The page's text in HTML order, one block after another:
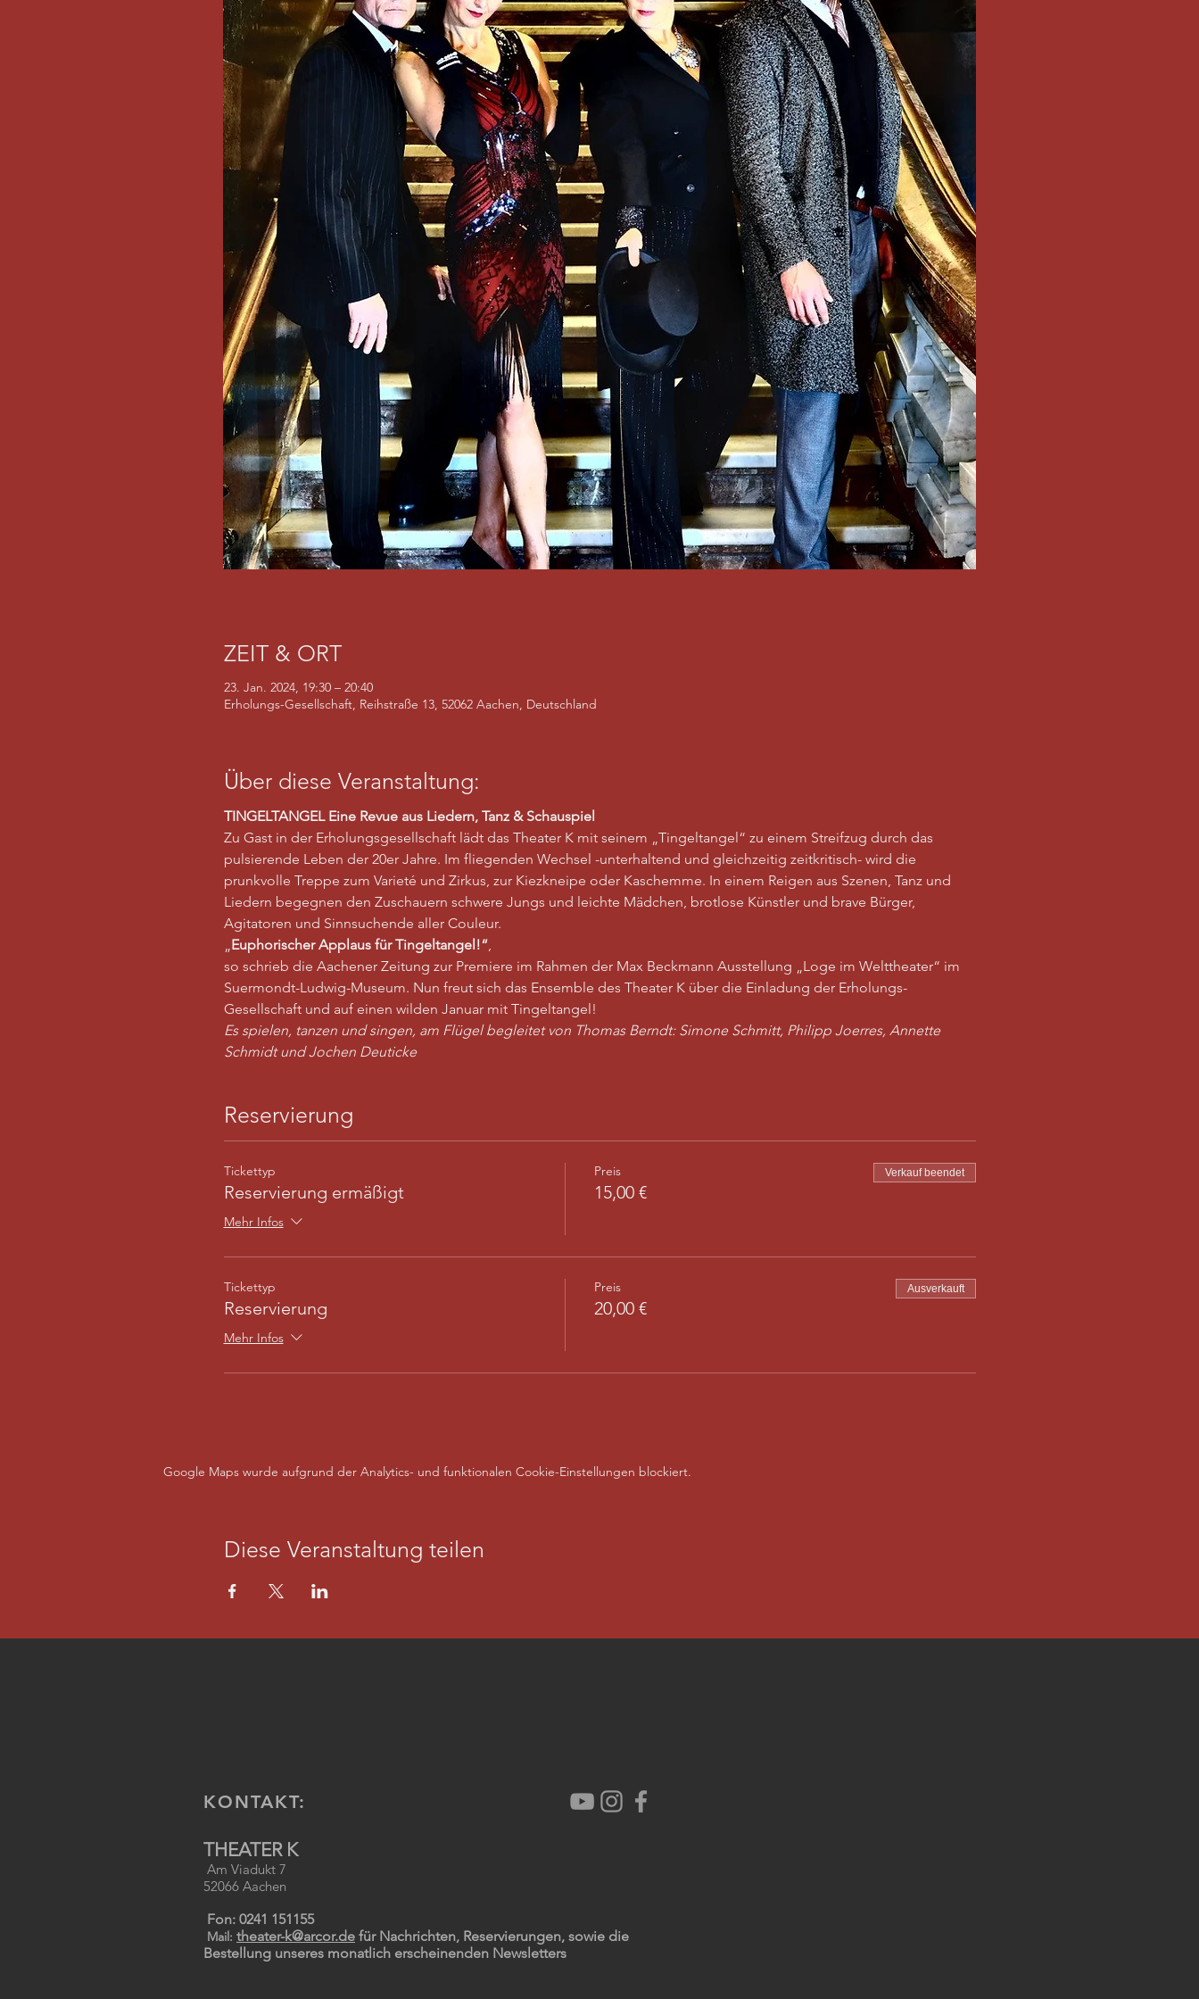
ZEIT & ORT
23. Jan. 2024, 19:30 – 20:40
Erholungs-Gesellschaft, Reihstraße 13, 52062 Aachen, Deutschland
Über diese Veranstaltung:
TINGELTANGEL Eine Revue aus Liedern, Tanz & Schauspiel
Zu Gast in der Erholungsgesellschaft lädt das Theater K mit seinem „Tingeltangel“ zu einem Streifzug durch das
pulsierende Leben der 20er Jahre. Im fliegenden Wechsel -unterhaltend und gleichzeitig zeitkritisch- wird die
prunkvolle Treppe zum Varieté und Zirkus, zur Kiezkneipe oder Kaschemme. In einem Reigen aus Szenen, Tanz und
Liedern begegnen den Zuschauern schwere Jungs und leichte Mädchen, brotlose Künstler und brave Bürger,
Agitatoren und Sinnsuchende aller Couleur.
„Euphorischer Applaus für Tingeltangel!“,
so schrieb die Aachener Zeitung zur Premiere im Rahmen der Max Beckmann Ausstellung „Loge im Welttheater“ im
Suermondt-Ludwig-Museum. Nun freut sich das Ensemble des Theater K über die Einladung der Erholungs-
Gesellschaft und auf einen wilden Januar mit Tingeltangel!
Es spielen, tanzen und singen, am Flügel begleitet von Thomas Berndt: Simone Schmitt, Philipp Joerres, Annette
Schmidt und Jochen Deuticke
Reservierung
Tickettyp
Reservierung ermäßigt
Mehr Infos
Preis
15,00 €
Verkauf beendet
Tickettyp
Reservierung
Mehr Infos
Preis
20,00 €
Ausverkauft
Google Maps wurde aufgrund der Analytics- und funktionalen Cookie-Einstellungen blockiert.
Diese Veranstaltung teilen
KONTAKT:
THEATER K
Am Viadukt 7
52066 Aachen
Fon: 0241 151155
Mail: theater-k@arcor.de für Nachrichten, Reservierungen, sowie die
Bestellung unseres monatlich erscheinenden Newsletters